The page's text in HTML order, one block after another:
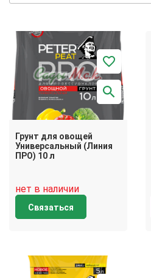
Грунт для овощей
Универсальный (Линия
ПРО) 10 л
нет в наличии
Связаться